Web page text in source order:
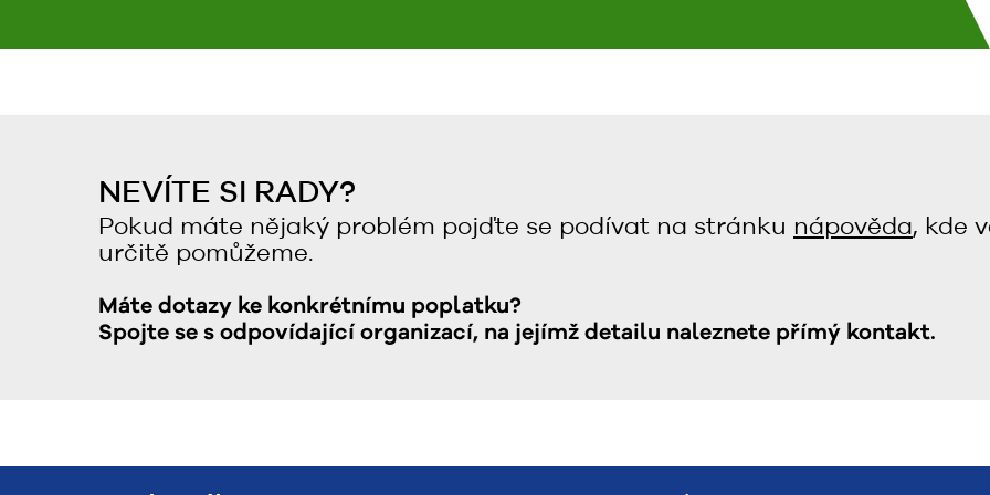
NEVÍTE SI RADY?
Pokud máte nějaký problém pojďte se podívat na stránku nápověda, kde
určitě pomůžeme.
Máte dotazy ke konkrétnímu poplatku?
Spojte se s odpovídající organizací, na jejímž detailu naleznete přímý kontakt.